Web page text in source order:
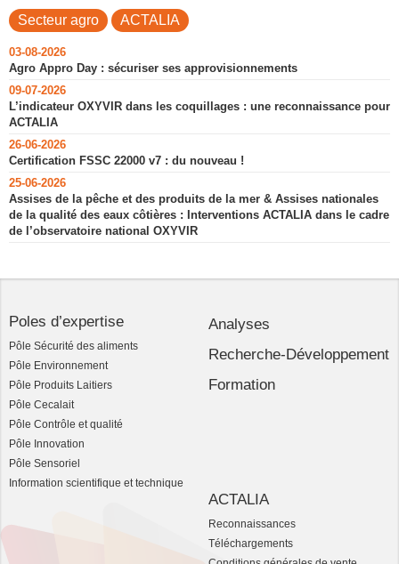
Secteur agro ACTALIA
03-08-2026
Agro Appro Day : sécuriser ses approvisionnements
09-07-2026
L’indicateur OXYVIR dans les coquillages : une reconnaissance pour
ACTALIA
26-06-2026
Certification FSSC 22000 v7 : du nouveau !
25-06-2026
Assises de la pêche et des produits de la mer & Assises nationales
de la qualité des eaux côtières : Interventions ACTALIA dans le cadre
de l’observatoire national OXYVIR
Poles d’expertise
Pôle Sécurité des aliments
Pôle Environnement
Pôle Produits Laitiers
Pôle Cecalait
Pôle Contrôle et qualité
Pôle Innovation
Pôle Sensoriel
Information scientifique et technique
Analyses
Recherche-Développement
Formation
ACTALIA
Reconnaissances
Téléchargements